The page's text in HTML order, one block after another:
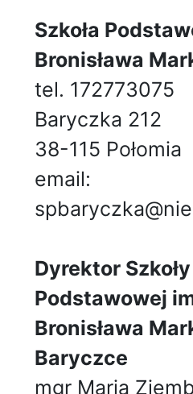
Szkoła
Bronisława
tel. 172773075
Baryczka 212
38-115 Połomia
email:
Dyrektor Szkoły
Podstawowej
Bronisława
Baryczce
mgr Maria